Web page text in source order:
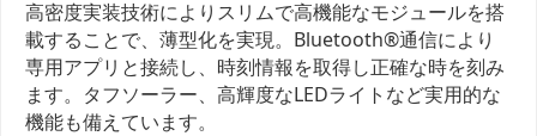
高密度実装技術によりスリムで高機能なモジュールを搭
載することで、薄型化を実現。Bluetooth®通信により
専用アプリと接続し、時刻情報を取得し正確な時を刻み
ます。タフソーラー、高輝度なLEDライトなど実用的な
機能も備えています。